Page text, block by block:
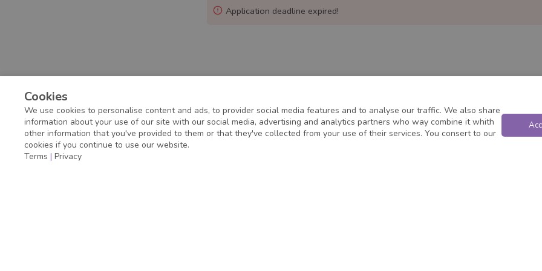
Application deadline expired!
Cookies
We use cookies to personalise content and ads, to provider social media features and to analyse our traffic. We also share
information about your use of our site with our social media, advertising and analytics partners who way combine it whith
other information that you've provided to them or that they've collected from your use of their services. You consert to our
cookies if you continue to use our website.
Terms | Privacy